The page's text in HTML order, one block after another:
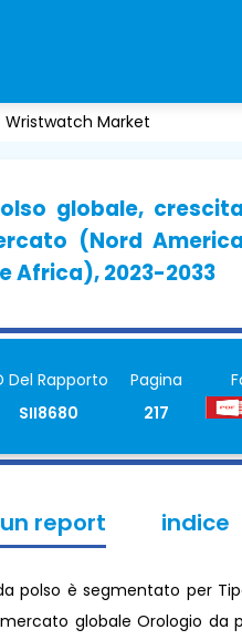
Wristwatch Market
globale,
(Nord
Africa), 2023-2033
Del Rapporto
SII8680
Pagina
217
report indice
polso è segmentato per
globale Orologio da